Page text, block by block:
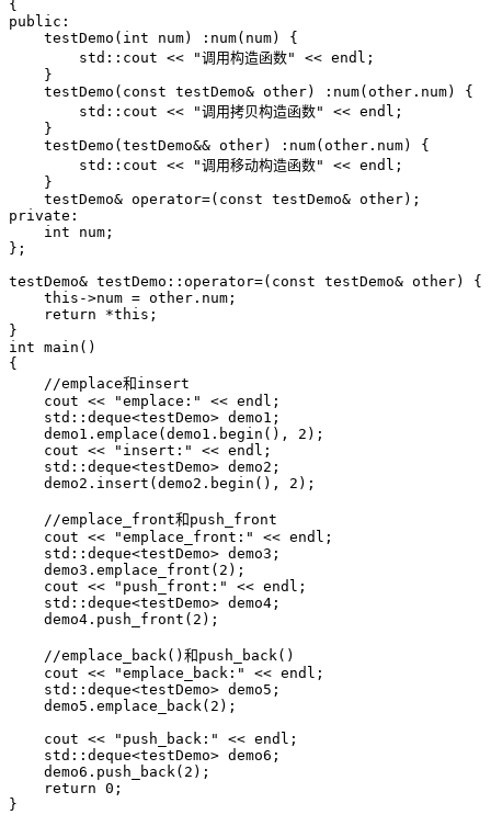
{
public:
    testDemo(int num) :num(num) {
        std::cout << "调用构造函数" << endl;
    }
    testDemo(const testDemo& other) :num(other.num) {
        std::cout << "调用拷贝构造函数" << endl;
    }
    testDemo(testDemo&& other) :num(other.num) {
        std::cout << "调用移动构造函数" << endl;
    }
    testDemo& operator=(const testDemo& other);
private:
    int num;
};
testDemo& testDemo::operator=(const testDemo& other) {
    this->num = other.num;
    return *this;
}
int main()
{
    //emplace和insert
    cout << "emplace:" << endl;
    std::deque<testDemo> demo1;
    demo1.emplace(demo1.begin(), 2);
    cout << "insert:" << endl;
    std::deque<testDemo> demo2;
    demo2.insert(demo2.begin(), 2);
    //emplace_front和push_front
    cout << "emplace_front:" << endl;
    std::deque<testDemo> demo3;
    demo3.emplace_front(2);
    cout << "push_front:" << endl;
    std::deque<testDemo> demo4;
    demo4.push_front(2);
    //emplace_back()和push_back()
    cout << "emplace_back:" << endl;
    std::deque<testDemo> demo5;
    demo5.emplace_back(2);
    cout << "push_back:" << endl;
    std::deque<testDemo> demo6;
    demo6.push_back(2);
    return 0;
}